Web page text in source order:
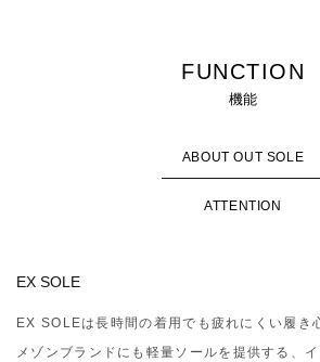
FUNCTION
機能
ABOUT OUT SOLE
ATTENTION
EX SOLE
EX SOLEは長時間の着用でも疲れにくい履き
メゾンブランドにも軽量ソールを提供する、